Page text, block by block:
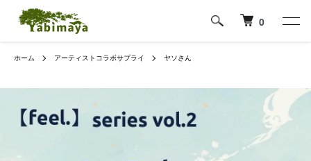
0
ホーム アーティストコラボサプライ ヤソさん